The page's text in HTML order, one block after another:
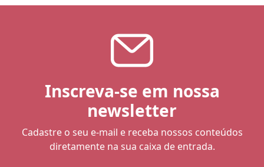
Inscreva-se em nossa
newsletter
Cadastre o seu e-mail e receba nossos conteúdos
diretamente na sua caixa de entrada.